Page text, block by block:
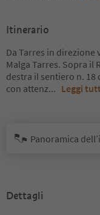
Itinerario
Da Tarres in direzione
Malga Tarres. Sopra il
destra il sentiero n. 18
con attenz... Leggi
Panoramica
Dettagli